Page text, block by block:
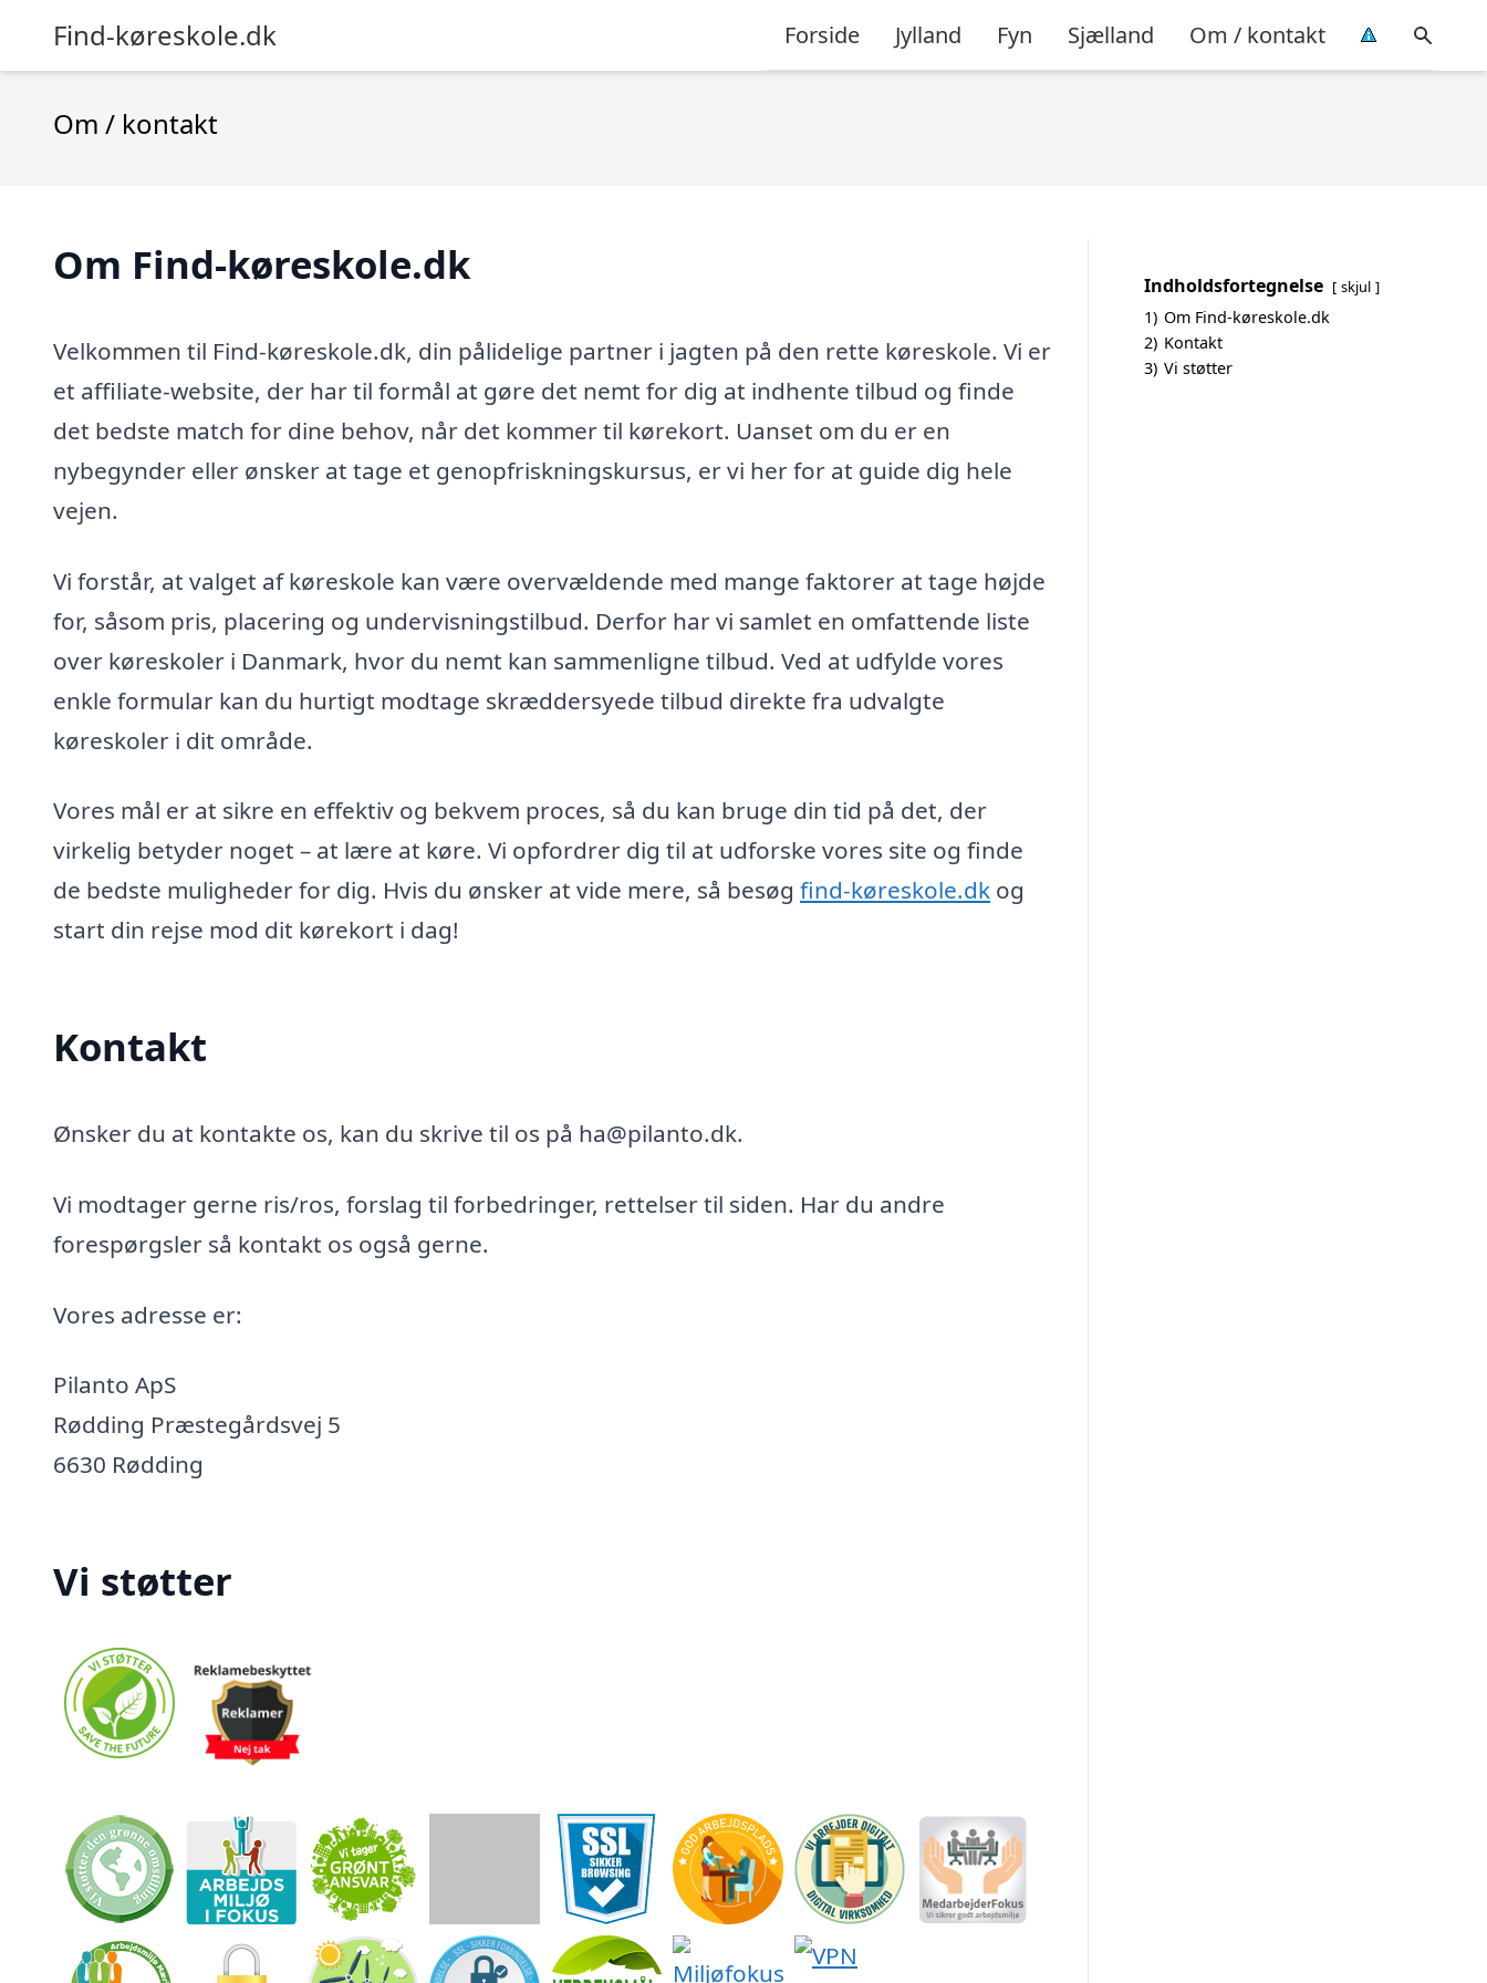
Find-køreskole.dk Forside Jylland Fyn Sjælland Om / kontakt
Om / kontakt
Om Find-køreskole.dk
Velkommen til Find-køreskole.dk, din pålidelige partner i jagten på den rette køreskole. Vi er
et affiliate-website, der har til formål at gøre det nemt for dig at indhente tilbud og finde
det bedste match for dine behov, når det kommer til kørekort. Uanset om du er en
nybegynder eller ønsker at tage et genopfriskningskursus, er vi her for at guide dig hele
vejen.
Vi forstår, at valget af køreskole kan være overvældende med mange faktorer at tage højde
for, såsom pris, placering og undervisningstilbud. Derfor har vi samlet en omfattende liste
over køreskoler i Danmark, hvor du nemt kan sammenligne tilbud. Ved at udfylde vores
enkle formular kan du hurtigt modtage skræddersyede tilbud direkte fra udvalgte
køreskoler i dit område.
Vores mål er at sikre en effektiv og bekvem proces, så du kan bruge din tid på det, der
virkelig betyder noget – at lære at køre. Vi opfordrer dig til at udforske vores site og finde
de bedste muligheder for dig. Hvis du ønsker at vide mere, så besøg find-køreskole.dk og
start din rejse mod dit kørekort i dag!
Kontakt
Ønsker du at kontakte os, kan du skrive til os på ha@pilanto.dk.
Vi modtager gerne ris/ros, forslag til forbedringer, rettelser til siden. Har du andre
forespørgsler så kontakt os også gerne.
Vores adresse er:
Pilanto ApS
Rødding Præstegårdsvej 5
6630 Rødding
Vi støtter
Indholdsfortegnelse skjul
1) Om Find-køreskole.dk
2) Kontakt
3) Vi støtter